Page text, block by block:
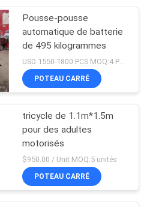
Pousse-pousse
automatique de batterie
de 495 kilogrammes
USD 1550-1800 PCS MOQ:4 PCS
POTEAU CARRÉ
tricycle de 1.1m*1.5m
pour des adultes
motorisés
$950.00 / Unit MOQ:5 unités
POTEAU CARRÉ